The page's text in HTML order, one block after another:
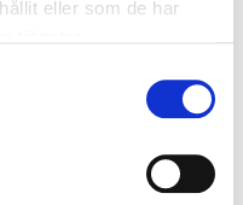
eller som de har
BORT EN